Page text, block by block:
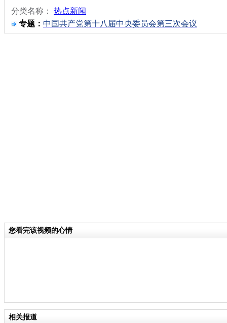
分类名称： 热点新闻
专题： 中国共产党第十八届中央委员会第三次会议
您看完该视频的心情
相关报道